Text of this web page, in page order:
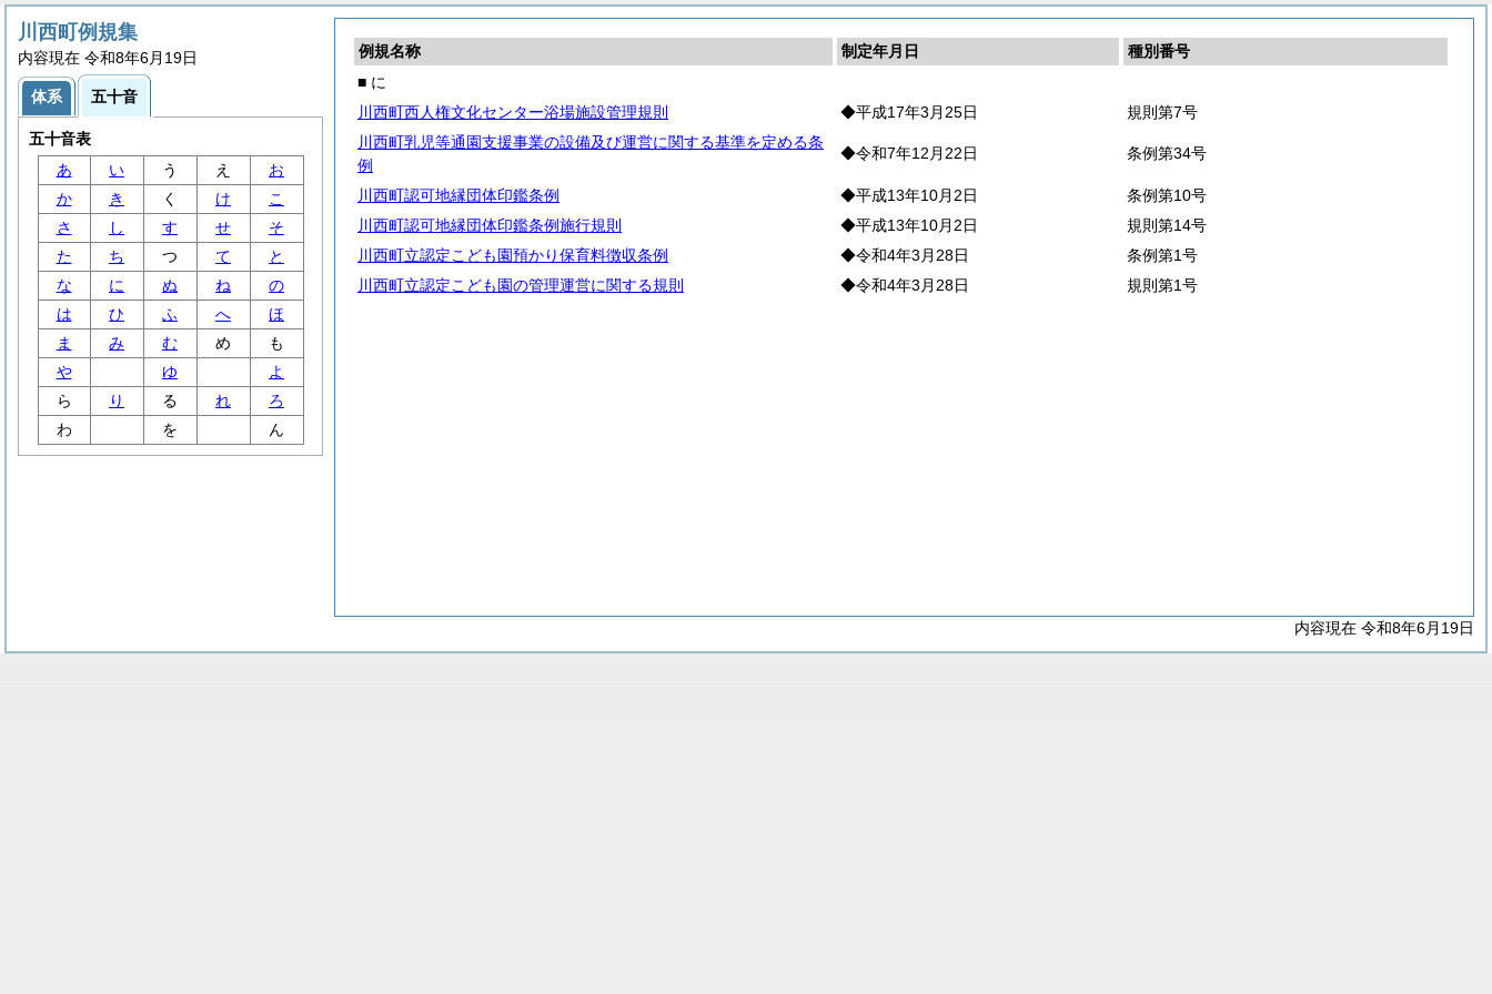
例規名称 制定年月日
種別番号
■ に
川西町西人権文化センター浴場施設管理規則
◆平成17年3月25日
規則第7号
川西町乳児等通園支援事業の設備及び運営に関する基準を定める条
例
◆令和7年12月22日 条例第34号
川西町認可地縁団体印鑑条例 ◆平成13年10月2日
条例第10号
川西町認可地縁団体印鑑条例施行規則
◆平成13年10月2日
規則第14号
川西町立認定こども園預かり保育料徴収条例
◆令和4年3月28日
条例第1号
川西町立認定こども園の管理運営に関する規則
◆令和4年3月28日 規則第1号
内容現在 令和8年6月19日
川西町例規集
内容現在 令和8年6月19日
体系 五十音
五十音表
あ
い う え
お
か
き く け
こ
さ
し す せ
そ
た
ち つ て
と
な
に ぬ ね
の
は
ひ ふ へ
ほ
ま
み む め
も
や
ゆ
よ
ら
り る れ
ろ
わ
を ん